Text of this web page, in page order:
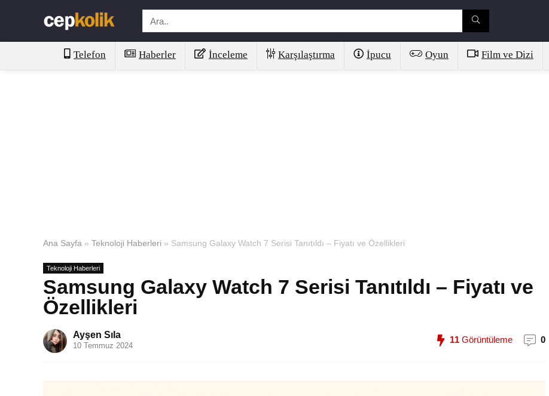
Telefon Haberler İnceleme Karşılaştırma İpucu Oyun Film ve Dizi
Ana Sayfa » Teknoloji Haberleri » Samsung Galaxy Watch 7 Serisi Tanıtıldı – Fiyatı ve Özellikleri
Teknoloji Haberleri
Samsung Galaxy Watch 7 Serisi Tanıtıldı – Fiyatı ve
Özellikleri
Ayşen Sıla
10 Temmuz 2024
11 Görüntüleme 0